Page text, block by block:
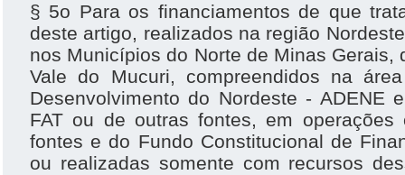
§ 5o Para os financiamentos de que
deste artigo, realizados na região
nos Municípios do Norte de Minas Gerais,
Vale do Mucuri, compreendidos na
Desenvolvimento do Nordeste - ADENE
FAT ou de outras fontes, em
fontes e do Fundo Constitucional de
ou realizadas somente com recursos